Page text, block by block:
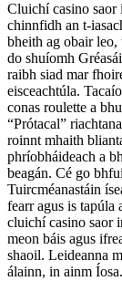
Cluichí casino saor
chinnfidh an t-
bheith ag obair leo,
do shuíomh
raibh siad mar
eisceachtúla.
conas roulette a
“Prótacal”
roinnt mhaith
phríobháideach a
beagán. Cé go
Tuircméanastáin
fearr agus is tapúla
cluichí casino saor
meon báis agus
shaoil. Leideanna
álainn, in ainm Íosa.